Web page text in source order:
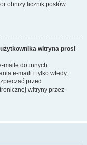
obniży licznik postów
witryna prosi
maile do innych
e-maili i tylko wtedy,
przed
witryny przez